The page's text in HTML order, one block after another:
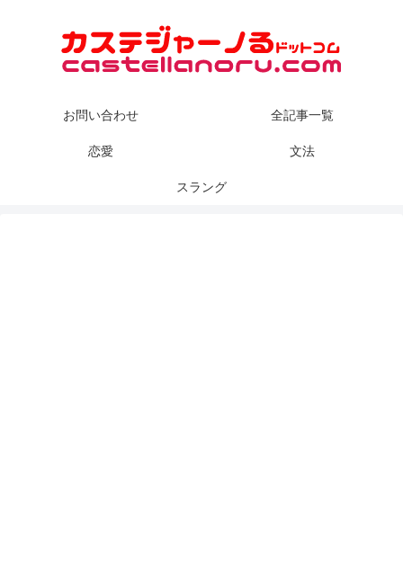
お問い合わせ 全記事一覧
恋愛 文法
スラング